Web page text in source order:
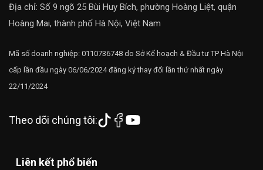
Địa chỉ: Số 9 ngõ 25 Bùi Huy Bích, phường Hoàng Liệt, quận
Hoàng Mai, thành phố Hà Nội, Việt Nam
Mã số doanh nghiệp: 0110736748 do Sở Kế hoạch & Đầu tư TP Hà Nội
cấp lần đầu ngày 06/06/2024 đăng ký thay đổi lần thứ nhất ngày
22/11/2024
Theo dõi chúng tôi:
Liên kết phổ biến